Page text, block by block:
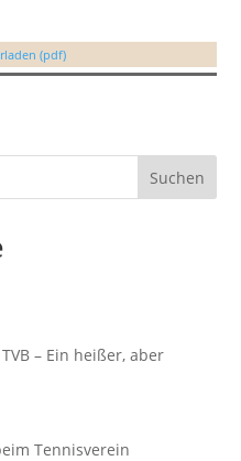
(pdf)
Suchen
– Ein heißer, aber
Tennisverein